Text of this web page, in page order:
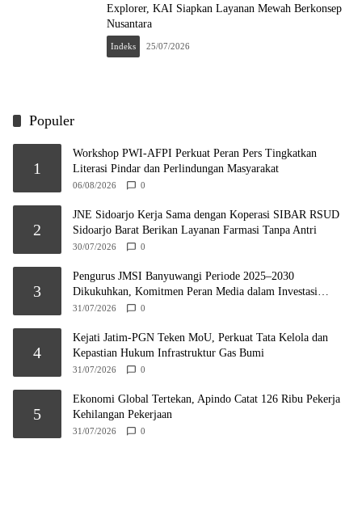
Explorer, KAI Siapkan Layanan Mewah Berkonsep
Nusantara
Indeks 25/07/2026
Populer
1
Workshop PWI-AFPI Perkuat Peran Pers Tingkatkan
Literasi Pindar dan Perlindungan Masyarakat
06/08/2026 0
2
JNE Sidoarjo Kerja Sama dengan Koperasi SIBAR RSUD
Sidoarjo Barat Berikan Layanan Farmasi Tanpa Antri
30/07/2026 0
3
Pengurus JMSI Banyuwangi Periode 2025–2030
Dikukuhkan, Komitmen Peran Media dalam Investasi
Daerah
31/07/2026 0
4
Kejati Jatim-PGN Teken MoU, Perkuat Tata Kelola dan
Kepastian Hukum Infrastruktur Gas Bumi
31/07/2026 0
5
Ekonomi Global Tertekan, Apindo Catat 126 Ribu Pekerja
Kehilangan Pekerjaan
31/07/2026 0